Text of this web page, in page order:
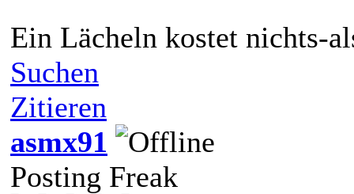
Ein Lächeln kostet nichts-
Suchen
Zitieren
asmx91
Posting Freak